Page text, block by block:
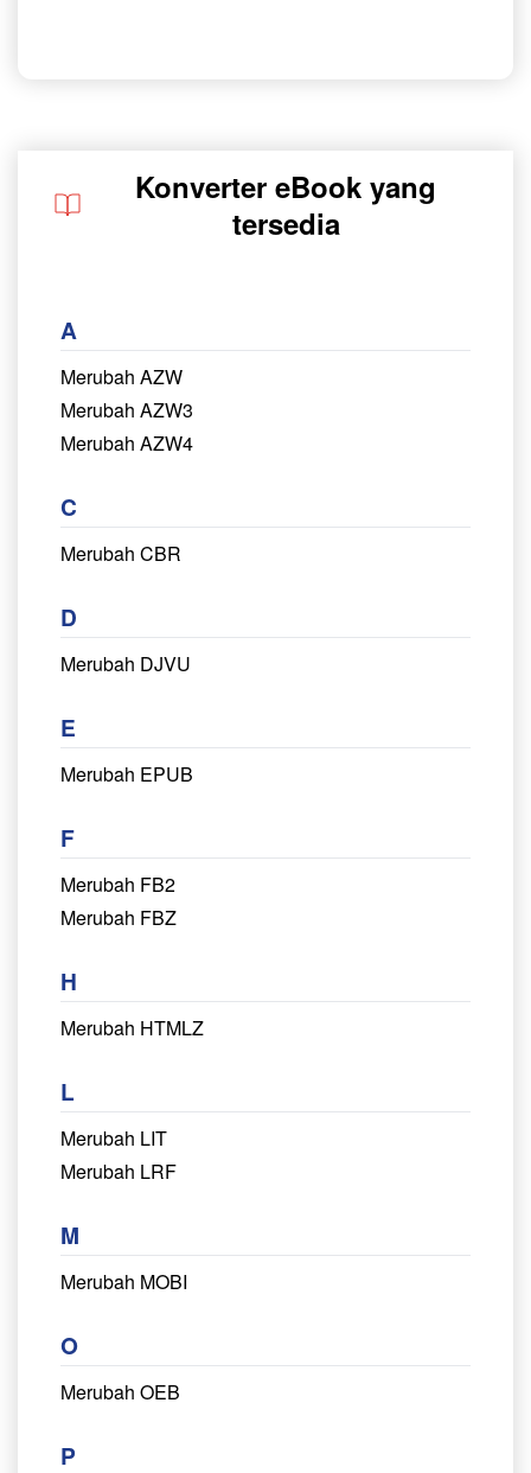
Konverter eBook yang
tersedia
A
Merubah AZW
Merubah AZW3
Merubah AZW4
C
Merubah CBR
D
Merubah DJVU
E
Merubah EPUB
F
Merubah FB2
Merubah FBZ
H
Merubah HTMLZ
L
Merubah LIT
Merubah LRF
M
Merubah MOBI
O
Merubah OEB
P